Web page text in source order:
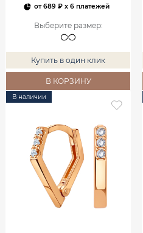
от689 ₽ x 6 платежей
Выберите размер:
Купить в один клик
В КОРЗИНУ
В наличии